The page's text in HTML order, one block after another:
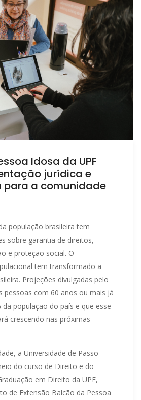
Idosa da UPF
jurídica e
para a comunidade
população brasileira tem
sobre garantia de direitos,
e proteção social. O
tem transformado a
Projeções divulgadas pelo
pessoas com 60 anos ou mais já
população do país e que esse
crescendo nas próximas
a Universidade de Passo
do curso de Direito e do
em Direito da UPF,
de Extensão Balcão da Pessoa